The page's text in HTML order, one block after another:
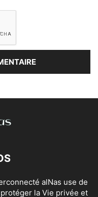
alNas use de
la Vie privée et